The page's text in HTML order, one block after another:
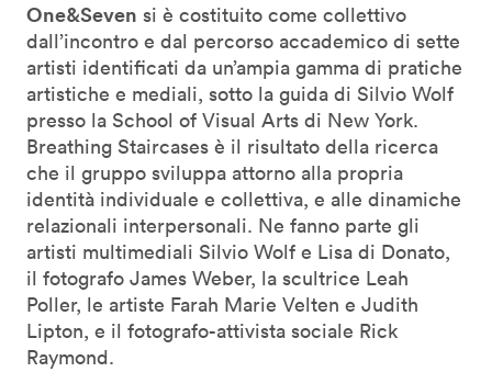
One&Seven si è costituito come collettivo
dall’incontro e dal percorso accademico di sette
artisti identificati da un’ampia gamma di pratiche
artistiche e mediali, sotto la guida di Silvio Wolf
presso la School of Visual Arts di New York.
Breathing Staircases è il risultato della ricerca
che il gruppo sviluppa attorno alla propria
identità individuale e collettiva, e alle dinamiche
relazionali interpersonali. Ne fanno parte gli
artisti multimediali Silvio Wolf e Lisa di Donato,
il fotografo James Weber, la scultrice Leah
Poller, le artiste Farah Marie Velten e Judith
Lipton, e il fotografo-attivista sociale Rick
Raymond.